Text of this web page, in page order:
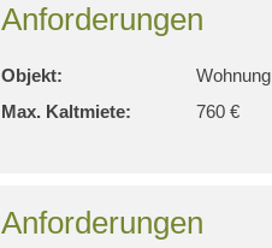
Anforderungen
Objekt:
Wohnung
Max. Kaltmiete:
760 €
Anforderungen